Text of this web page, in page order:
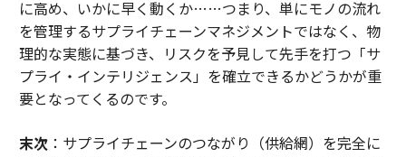
に高め、いかに早く動くか……つまり、単にモノの流れ
を管理するサプライチェーンマネジメントではなく、物
理的な実態に基づき、リスクを予見して先手を打つ「サ
プライ・インテリジェンス」を確立できるかどうかが重
要となってくるのです。
末次：サプライチェーンのつながり（供給網）を完全に